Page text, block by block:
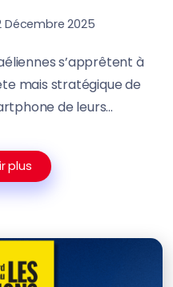
Décembre 2025
s’apprêtent à
mais stratégique de
de leurs...
plus